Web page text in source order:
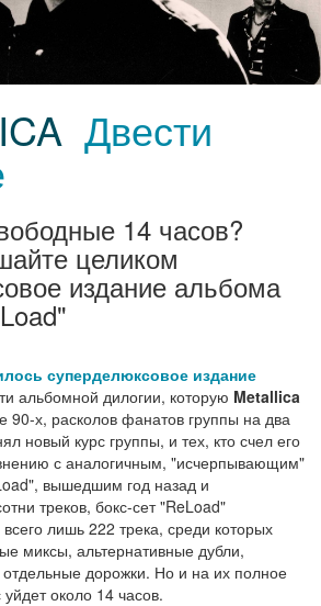
Двести
14 часов?
целиком
издание альбома
суперделюксовое издание
альбомной дилогии, которую Metallica
90-х, расколов фанатов группы на два
новый курс группы, и тех, кто счел его
с аналогичным, "исчерпывающим"
вышедшим год назад и
треков, бокс-сет "ReLoad"
лишь 222 трека, среди которых
миксы, альтернативные дубли,
дорожки. Но и на их полное
около 14 часов.